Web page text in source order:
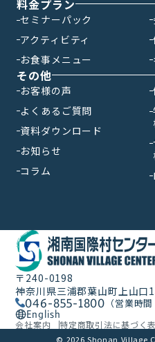
料金プラン
セミナーパック
アクティビティ
お食事メニュー
その他
お客様の声
よくあるご質問
資料ダウンロード
お知らせ
コラム
〒240-0198
神奈川県三浦郡葉山町上山口
046-855-1800 （営業時
English
会社案内 特定商取引法に基づく
© 2026 Shonan Village